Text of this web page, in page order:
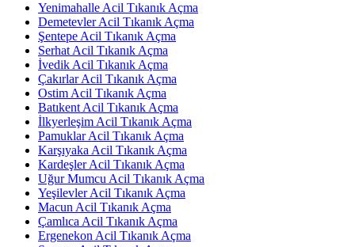
Yenimahalle Acil Tıkanık Açma
Demetevler Acil Tıkanık Açma
Şentepe Acil Tıkanık Açma
Serhat Acil Tıkanık Açma
İvedik Acil Tıkanık Açma
Çakırlar Acil Tıkanık Açma
Ostim Acil Tıkanık Açma
Batıkent Acil Tıkanık Açma
İlkyerleşim Acil Tıkanık Açma
Pamuklar Acil Tıkanık Açma
Karşıyaka Acil Tıkanık Açma
Kardeşler Acil Tıkanık Açma
Uğur Mumcu Acil Tıkanık Açma
Yeşilevler Acil Tıkanık Açma
Macun Acil Tıkanık Açma
Çamlıca Acil Tıkanık Açma
Ergenekon Acil Tıkanık Açma